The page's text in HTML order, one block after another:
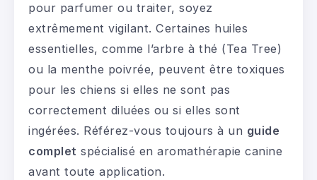
pour parfumer ou traiter, soyez
extrêmement vigilant. Certaines huiles
essentielles, comme l’arbre à thé (Tea Tree)
ou la menthe poivrée, peuvent être toxiques
pour les chiens si elles ne sont pas
correctement diluées ou si elles sont
ingérées. Référez-vous toujours à un guide
complet spécialisé en aromathérapie canine
avant toute application.